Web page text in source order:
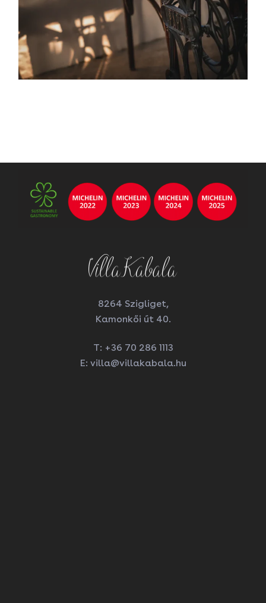
8264 Szigliget,
Kamonkői út 40.
T: +36 70 286 1113
E: villa@villakabala.hu